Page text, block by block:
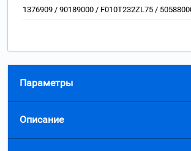
1376909 / 90189000 / F010T232ZL75 /
Параметры
Описание